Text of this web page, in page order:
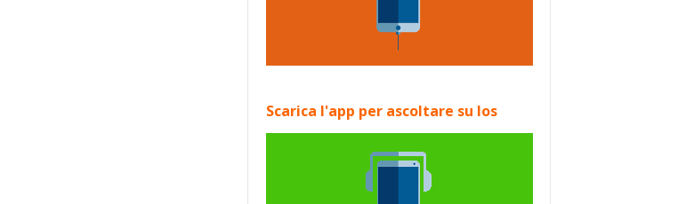
Scarica l'app per ascoltare su Ios